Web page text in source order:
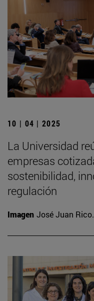
10 | 04 | 2025
La Universidad
empresas
sostenibilidad,
regulación
Imagen José Juan Rico.